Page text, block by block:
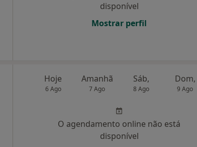
disponível
Mostrar perfil
Hoje
6 Ago
Amanhã
7 Ago
Sáb,
8 Ago
Dom,
9 Ago
O agendamento online não está
disponível